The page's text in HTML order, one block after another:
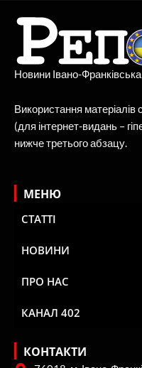
Новини Івано-
Використання
(для інтернет-видань –
нижче третього абзацу.
МЕНЮ
СТАТТІ
НОВИНИ
ПРО НАС
КАНАЛ 402
КОНТАКТИ